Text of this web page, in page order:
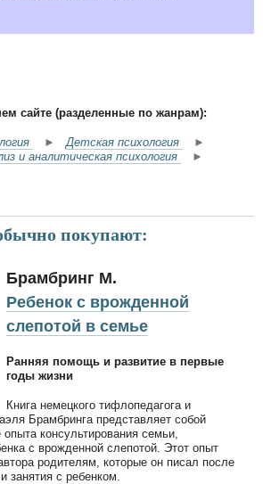
сайте (разделенные по жанрам):
►Детская психология
►
и аналитическая психология
►
покупают:
Брамбринг М.
Ребенок с врожденной
слепотой в семье
Ранняя помощь и развитие в первые
годы жизни
Книга немецкого тифлопедагога и
Брамбринга представляет собой
консультирования семьи,
с врожденной слепотой. Этот опыт
родителям, которые он писал после
занятия с ребенком.